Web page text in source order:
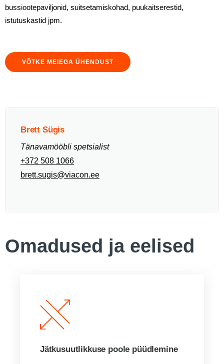
bussiootepaviljonid, suitsetamiskohad, puukaitserestid,
istutuskastid jpm.
VÕTKE MEIEGA ÜHENDUST
Brett Sügis
Tänavamööbli spetsialist
+372 508 1066
brett.sugis@viacon.ee
Omadused ja eelised
Jätkusuutlikkuse poole püüdlemine